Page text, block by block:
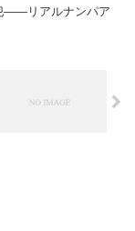
――リアルナンパア